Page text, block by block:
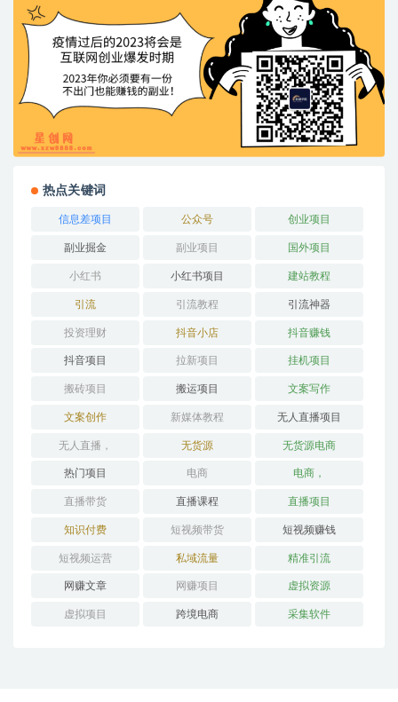
热点关键词
信息差项目 公众号 创业项目
副业掘金 副业项目 国外项目
小红书 小红书项目 建站教程
引流 引流教程 引流神器
投资理财 抖音小店 抖音赚钱
抖音项目 拉新项目 挂机项目
搬砖项目 搬运项目 文案写作
文案创作 新媒体教程 无人直播项目
无人直播， 无货源 无货源电商
热门项目 电商 电商，
直播带货 直播课程 直播项目
知识付费 短视频带货 短视频赚钱
短视频运营 私域流量 精准引流
网赚文章 网赚项目 虚拟资源
虚拟项目 跨境电商 采集软件